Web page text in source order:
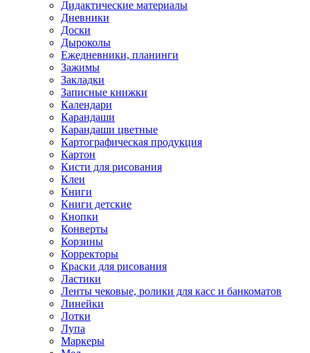
Дидактические материалы
Дневники
Доски
Дыроколы
Ежедневники, планинги
Зажимы
Закладки
Записные книжки
Календари
Карандаши
Карандаши цветные
Картографическая продукция
Картон
Кисти для рисования
Клеи
Книги
Книги детские
Кнопки
Конверты
Корзины
Корректоры
Краски для рисования
Ластики
Ленты чековые, ролики для касс и банкоматов
Линейки
Лотки
Лупа
Маркеры